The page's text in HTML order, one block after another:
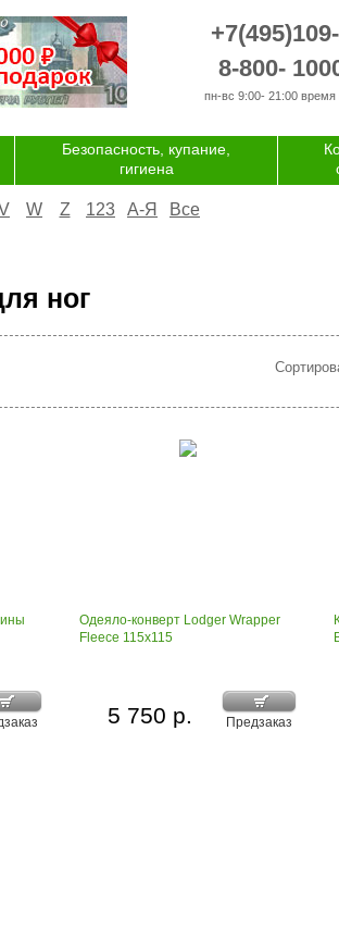
8-800-
пн-вс 9:00- 21:00 время
Безопасность, купание,
гигиена
W Z 123 А-Я Все
ног
Одеяло-конверт Lodger Wrapper
Fleece 115x115
Предзаказ
5 750 р.